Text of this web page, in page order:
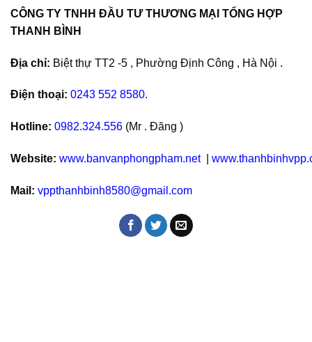
CÔNG TY TNHH ĐẦU TƯ THƯƠNG MẠI TỔNG HỢP
THANH BÌNH
Địa chỉ: Biệt thự TT2 -5 , Phường Định Công , Hà Nội .
Điện thoại: 0243 552 8580.
Hotline: 0982.324.556 (Mr . Đăng )
Website: www.banvanphongpham.net
Mail: vppthanhbinh8580@gmail.com